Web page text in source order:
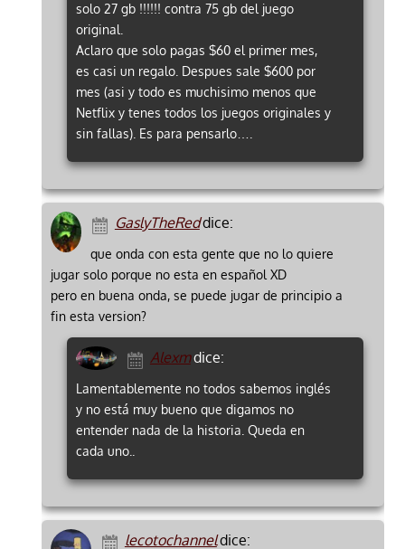
solo 27 gb !!!!!! contra 75 gb del juego
original.
Aclaro que solo pagas $60 el primer mes,
es casi un regalo. Despues sale $600 por
mes (asi y todo es muchisimo menos que
Netflix y tenes todos los juegos originales y
sin fallas). Es para pensarlo….
GaslyTheReddice:
que onda con esta gente que no lo quiere
jugar solo porque no esta en español XD
pero en buena onda, se puede jugar de principio a
fin esta version?
Alexmdice:
Lamentablemente no todos sabemos inglés
y no está muy bueno que digamos no
entender nada de la historia. Queda en
cada uno..
lecotochanneldice: